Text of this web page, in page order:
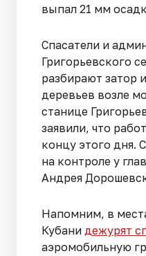
выпал 21 мм
Спасатели и
Григорьевского
разбирают затор
деревьев возле
станице
заявили, что
концу этого дня.
на контроле у
Андрея
Напомним, в
Кубани дежурят
аэромобильную